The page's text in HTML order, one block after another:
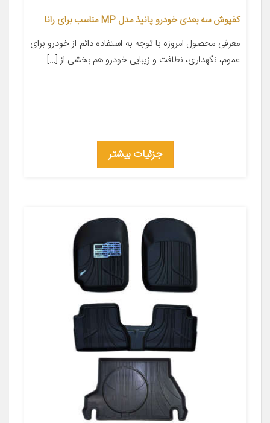
کفپوش سه بعدی خودرو پانیذ مدل MP مناسب برای رانا
معرفی محصول امروزه با توجه به استفاده دائم از خودرو برای
عموم، نگهداری، نظافت و زیبایی خودرو هم بخشی از […]
جزئیات بیشتر